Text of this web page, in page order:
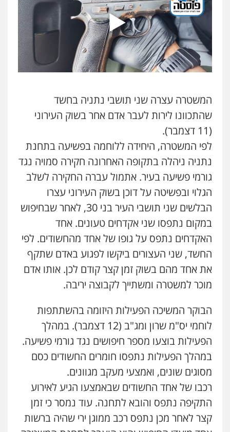
עו"ד אלון קריטי
פלילי כלכלי אלימות סמים מעצרים
0525544654
מנשה, אלמוג – עורכי דין
פלילי עבירות תנועה צווארון לבן תעבורה
עו"ד זוהר ארבל
0538788878
עו"ד אסף דוק
פלילי עבירות מין סמים והימורים פשיעה
חמורה חקירות ומעצרים צווארון לבן והונאה
0526885006
עו"ד שלי גורביץ – לוי
פשיעה חמורה
וחקירות צבאי תעבורה
0544218336
פלילי עורכי דין לענייני אסירים
0525556970
משרד עורכי דין חן ברוך
פלילי דיני תעבורה מעצרים וחקירות
0505078733
עו"ד קארין לגטיוי
פלילי מעצרים וחקירות
המשטרה עצרה שני תושבי נתניה בחשד
שהתכוונו לירות לעבר אדם אחר בשוק העירוני
(11 דצמבר).
לפי המשטרה, היחידה ללוחמה בפשיעה בתחנת
נתניה ניהלה בתקופה האחרונה חקירה סמויה נגד
גורמי פשיעה בעיר. אתמול עברה החקירה לשלב
הגלוי ובפשיטה על דוכן בשוק העירוני עצרו
הבלשים שני תושבי העיר בני 30, לאחר שבחיפוש
במקום נתפסו שני אקדחים טעונים. אחד
האקדחים נתפס על גופו של אחד מהחשודים. לפי
החשד, שני העצורים ביקשו לפגוע באדם שתקף
את אחד מהם בשוק זמן קצר קודם לכן. אותו אדם
מוכר למשטרה ומשתייך לקבוצה יריבה.
הבוקר המשיכה הפעילות היזומה בהשתתפות
לוחמי יס"מ שרון ומג"ב (12 דצמבר). במהלך
הפעילות בוצעו מספר חיפושים נגד גורמי פשיעה.
במהלך הפעילות נתפסו חומרים החשודים כסם
מסוגים שונים, ואמצעי מעקב מגוונים.
רכבו של אחד החשודים שבאמצעו הגיע לאירוע
התקיפה נתפס והובא לתחנה. עוד נמסר כי זמן
קצר לאחר מכן נתפס רכב ממוגן ירי שהיה ברשות